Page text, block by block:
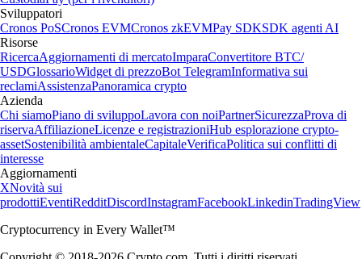
Sviluppatori
Cronos PoSCronos EVMCronos zkEVMPay SDKSDK agenti AI
Risorse
RicercaAggiornamenti di mercatoImparaConvertitore BTC/
USDGlossarioWidget di prezzoBot TelegramInformativa sui
reclamiAssistenzaPanoramica crypto
Azienda
Chi siamoPiano di sviluppoLavora con noiPartnerSicurezzaProva di
riservaAffiliazioneLicenze e registrazioniHub esplorazione crypto-
assetSostenibilità ambientaleCapitaleVerificaPolitica sui conflitti di
interesse
Aggiornamenti
XNovità sui
prodottiEventiRedditDiscordInstagramFacebookLinkedinTradingView
Cryptocurrency in Every Wallet™